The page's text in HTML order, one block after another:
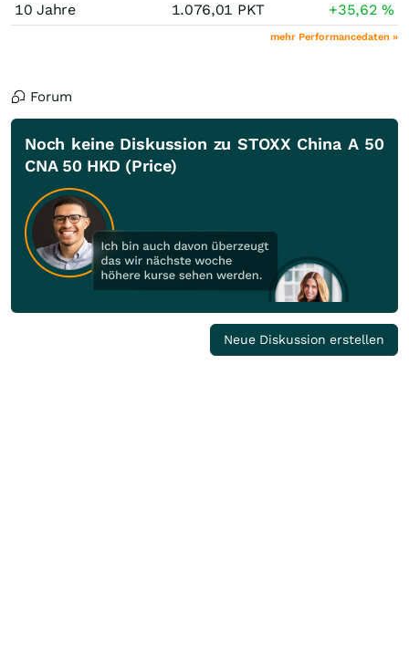
10 Jahre
1.076,01 PKT +35,62%
mehr Performancedaten »
Forum
Noch keine Diskussion zu STOXX China A 50
CNA 50 HKD (Price)
Neue Diskussion erstellen